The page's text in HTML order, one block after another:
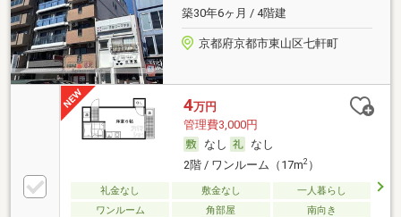
築30年6ヶ月 / 4階建
京都府京都市東山区七軒町
4万円
管理費3,000円
なし
なし
2階 / ワンルーム（17m2）
礼金なし 敷金なし
一人暮らし
ワンルーム
角部屋 南向き